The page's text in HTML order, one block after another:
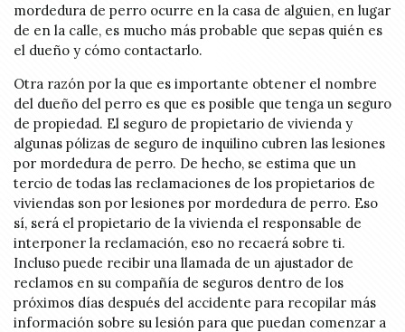
mordedura de perro ocurre en la casa de alguien, en lugar
de en la calle, es mucho más probable que sepas quién es
el dueño y cómo contactarlo.
Otra razón por la que es importante obtener el nombre
del dueño del perro es que es posible que tenga un seguro
de propiedad. El seguro de propietario de vivienda y
algunas pólizas de seguro de inquilino cubren las lesiones
por mordedura de perro. De hecho, se estima que un
tercio de todas las reclamaciones de los propietarios de
viviendas son por lesiones por mordedura de perro. Eso
sí, será el propietario de la vivienda el responsable de
interponer la reclamación, eso no recaerá sobre ti.
Incluso puede recibir una llamada de un ajustador de
reclamos en su compañía de seguros dentro de los
próximos días después del accidente para recopilar más
información sobre su lesión para que puedan comenzar a